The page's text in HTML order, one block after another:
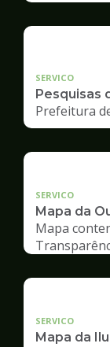
SERVICO
Pesquisas
Prefeitura
SERVICO
Mapa da
Mapa
SERVICO
Mapa da